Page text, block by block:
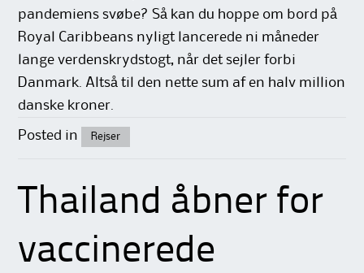
pandemiens svøbe? Så kan du hoppe om bord på
Royal Caribbeans nyligt lancerede ni måneder
lange verdenskrydstogt, når det sejler forbi
Danmark. Altså til den nette sum af en halv million
danske kroner.
Posted in Rejser
Thailand åbner for
vaccinerede